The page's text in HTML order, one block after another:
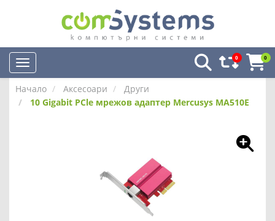
0 0
Начало Аксесоари
Други
10 Gigabit PCle мрежов адаптер Mercusys MA510E